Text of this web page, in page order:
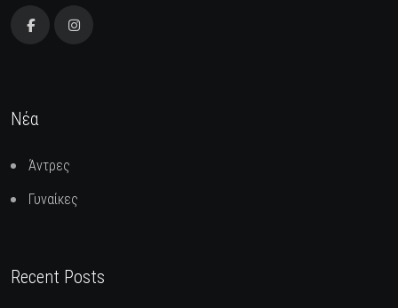
Νέα
Άντρες
Γυναίκες
Recent Posts